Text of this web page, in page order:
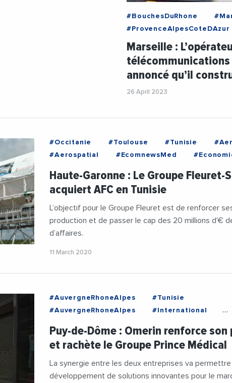
#BouchesDuRhone
#ProvenceAlpesCoteDAzur
#Tunisie
#Economie
#Fibre
#Maritime
#Orange
#Partenariat
#Telecom
#VieDesEntreprises
Marseille :
télécommunications
annoncé qu’il
26 April 2023
#Occitanie #Toulouse #Tunisie
#Aerospatial
#EcomnewsMed
#VieDesEntreprises
Haute-Garonne : Le Groupe Fleuret-
acquiert AFC en Tunisie
L’objectif pour le Groupe Fleuret est de renforcer
production et de passer le cap des 20 millions d'€
d’affaires.
11 March 2020
#AuvergneRhoneAlpes
#Tunisie
#AuvergneRhoneAlpes
#International
Puy-de-Dôme : Omerin renforce
et rachète le Groupe Prince Médical
La synergie entre les deux entreprises va permettre
développement de solutions innovantes pour le